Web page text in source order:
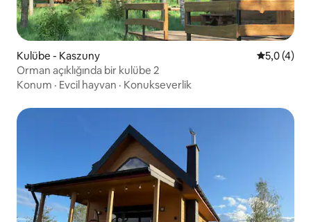
Kulübe - Kaszuny 55,0 (4)
Orman açıklığında bir kulübe 2
Konum · Evcil hayvan · Konukseverlik